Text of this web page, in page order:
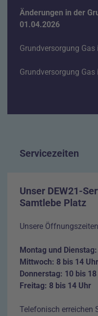
Änderungen in der
01.04.2026
Grundversorgung Gas
Grundversorgung Gas
Servicezeiten
Unser DEW21-
Samtlebe Platz
Unsere
Montag und
Mittwoch: 8 bis 14 Uhr
Donnerstag: 10 bis
Freitag: 8 bis 14 Uhr
Telefonisch erreichen